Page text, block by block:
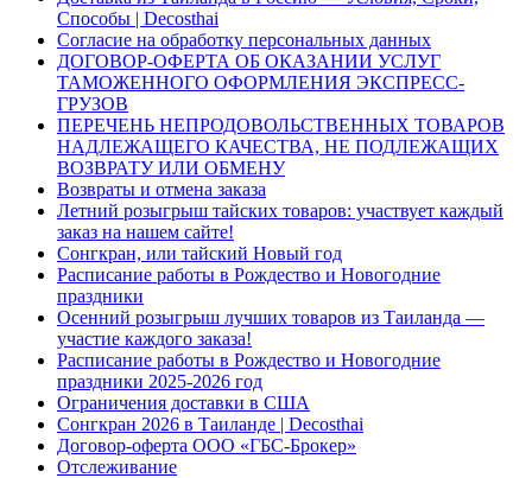
Способы | Decosthai
Согласие на обработку персональных данных
ДОГОВОР-ОФЕРТА ОБ ОКАЗАНИИ УСЛУГ
ТАМОЖЕННОГО ОФОРМЛЕНИЯ ЭКСПРЕСС-
ГРУЗОВ
ПЕРЕЧЕНЬ НЕПРОДОВОЛЬСТВЕННЫХ ТОВАРОВ
НАДЛЕЖАЩЕГО КАЧЕСТВА, НЕ ПОДЛЕЖАЩИХ
ВОЗВРАТУ ИЛИ ОБМЕНУ
Возвраты и отмена заказа
Летний розыгрыш тайских товаров: участвует каждый
заказ на нашем сайте!
Сонгкран, или тайский Новый год
Расписание работы в Рождество и Новогодние
праздники
Осенний розыгрыш лучших товаров из Таиланда —
участие каждого заказа!
Расписание работы в Рождество и Новогодние
праздники 2025-2026 год
Ограничения доставки в США
Сонгкран 2026 в Таиланде | Decosthai
Договор-оферта ООО «ГБС-Брокер»
Отслеживание